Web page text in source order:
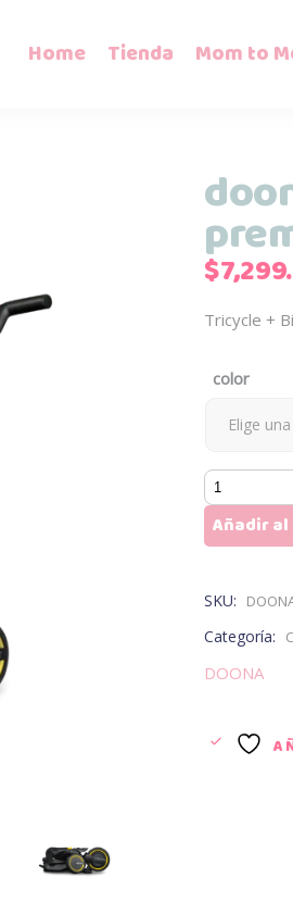
Home Tienda Mom to
$
Tricycle +
color
Elige
doona-
liki-
trike-
3-
cantidad
Añadir
SKU:
Categoría:
DOONA